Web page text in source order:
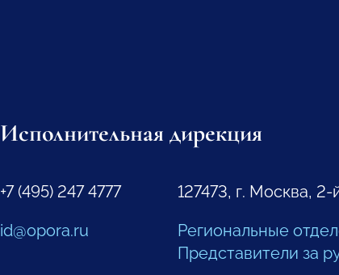
Исполнительная дирекция
+7 (495) 247 4777
id@opora.ru
127473, г. Москва,
Региональные
Представители за